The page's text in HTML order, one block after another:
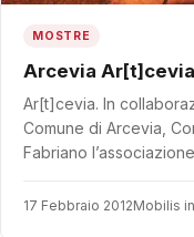
MOSTRE
Arcevia Ar[t]cevia
Ar[t]cevia. In
Comune di Arcevia,
Fabriano
17 Febbraio 2012Mobilis